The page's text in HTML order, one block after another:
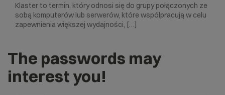
Klaster to termin, który odnosi się do grupy połączonych ze
sobą komputerów lub serwerów, które współpracują w celu
zapewnienia większej wydajności, […]
The passwords may
interest you!